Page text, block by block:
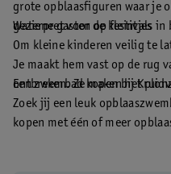
grote opblaasfiguren waar je
geziene gasten op festivals
Waterpret voor de kleintjes
Om kleine kinderen veilig te
Je maakt hem vast op de rug
ontbreken. Ze maken het
Een zwembad kopen bij
Zoek jij een leuk
kopen met één of meer